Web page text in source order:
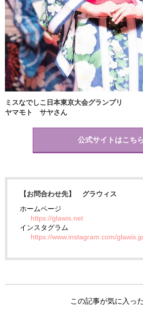
ミスなでしこ日本東京大会グランプリ
ヤマモト サヤさん
公式サイトはこちら
【お問合わせ先】 グラウィス
ホームページ
https://glawis.net
インスタグラム
https://www.instagram.com/
この記事が気に入っ